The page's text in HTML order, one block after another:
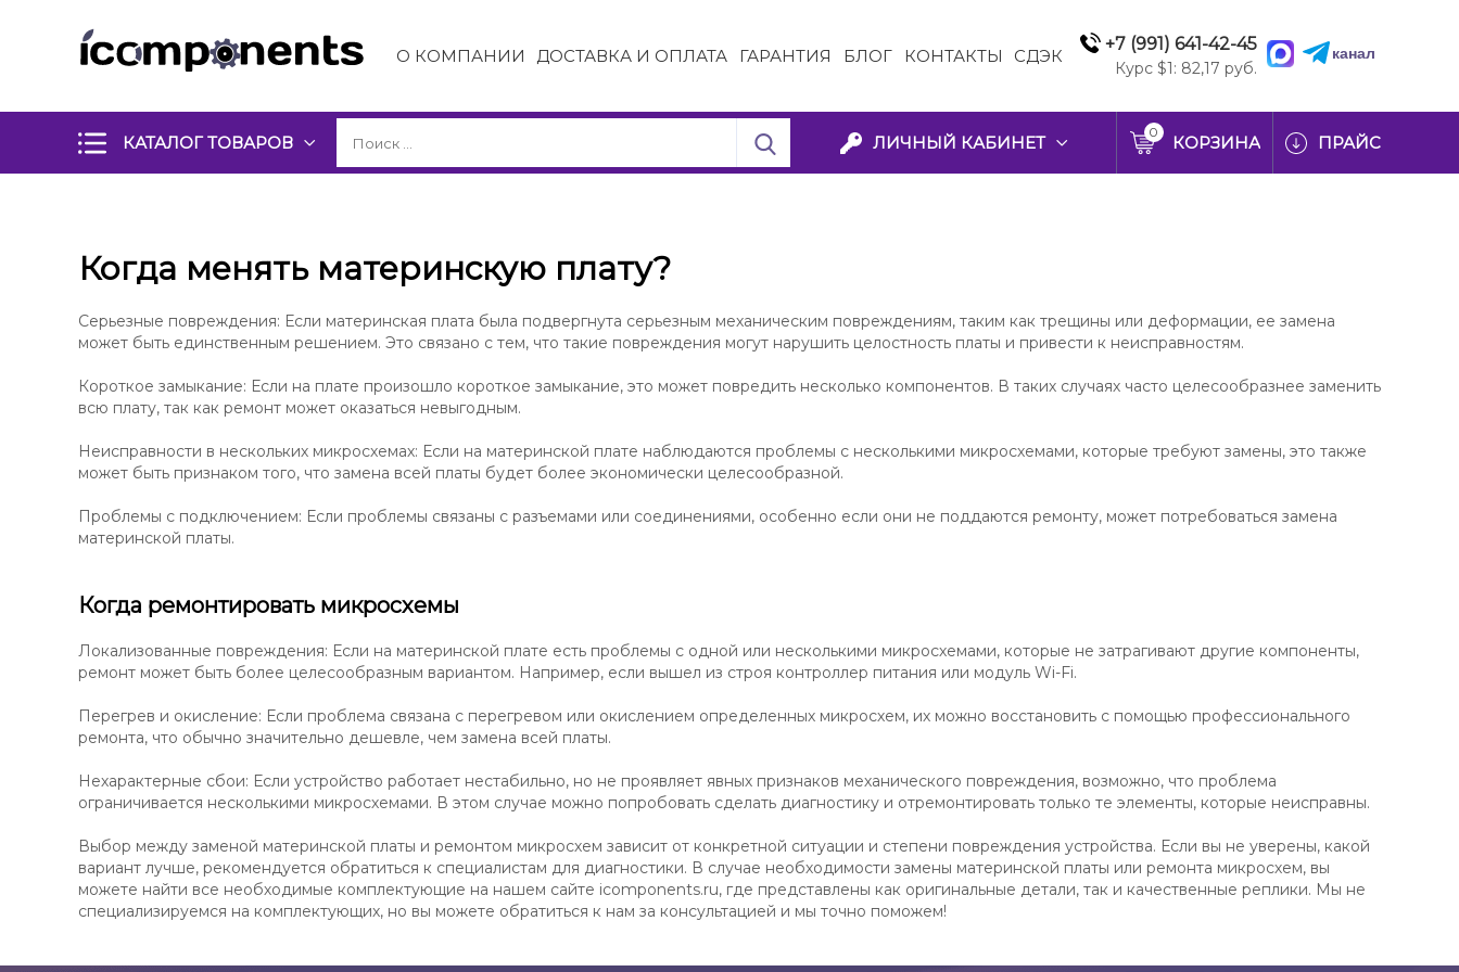
О КОМПАНИИ ДОСТАВКА И ОПЛАТА ГАРАНТИЯ БЛОГ КОНТАКТЫ СДЭК
+7 (991) 641-42-45
Курс $1: 82,17 руб.
канал
КАТАЛОГ ТОВАРОВ ЛИЧНЫЙ КАБИНЕТ
0
КОРЗИНА ПРАЙС
Когда менять материнскую плату?
Серьезные повреждения: Если материнская плата была подвергнута серьезным механическим повреждениям, таким как трещины или деформации, ее замена
может быть единственным решением. Это связано с тем, что такие повреждения могут нарушить целостность платы и привести к неисправностям.
Короткое замыкание: Если на плате произошло короткое замыкание, это может повредить несколько компонентов. В таких случаях часто целесообразнее заменить
всю плату, так как ремонт может оказаться невыгодным.
Неисправности в нескольких микросхемах: Если на материнской плате наблюдаются проблемы с несколькими микросхемами, которые требуют замены, это также
может быть признаком того, что замена всей платы будет более экономически целесообразной.
Проблемы с подключением: Если проблемы связаны с разъемами или соединениями, особенно если они не поддаются ремонту, может потребоваться замена
материнской платы.
Когда ремонтировать микросхемы
Локализованные повреждения: Если на материнской плате есть проблемы с одной или несколькими микросхемами, которые не затрагивают другие компоненты,
ремонт может быть более целесообразным вариантом. Например, если вышел из строя контроллер питания или модуль Wi-Fi.
Перегрев и окисление: Если проблема связана с перегревом или окислением определенных микросхем, их можно восстановить с помощью профессионального
ремонта, что обычно значительно дешевле, чем замена всей платы.
Нехарактерные сбои: Если устройство работает нестабильно, но не проявляет явных признаков механического повреждения, возможно, что проблема
ограничивается несколькими микросхемами. В этом случае можно попробовать сделать диагностику и отремонтировать только те элементы, которые неисправны.
Выбор между заменой материнской платы и ремонтом микросхем зависит от конкретной ситуации и степени повреждения устройства. Если вы не уверены, какой
вариант лучше, рекомендуется обратиться к специалистам для диагностики. В случае необходимости замены материнской платы или ремонта микросхем, вы
можете найти все необходимые комплектующие на нашем сайте icomponents.ru, где представлены как оригинальные детали, так и качественные реплики. Мы не
специализируемся на комплектующих, но вы можете обратиться к нам за консультацией и мы точно поможем!